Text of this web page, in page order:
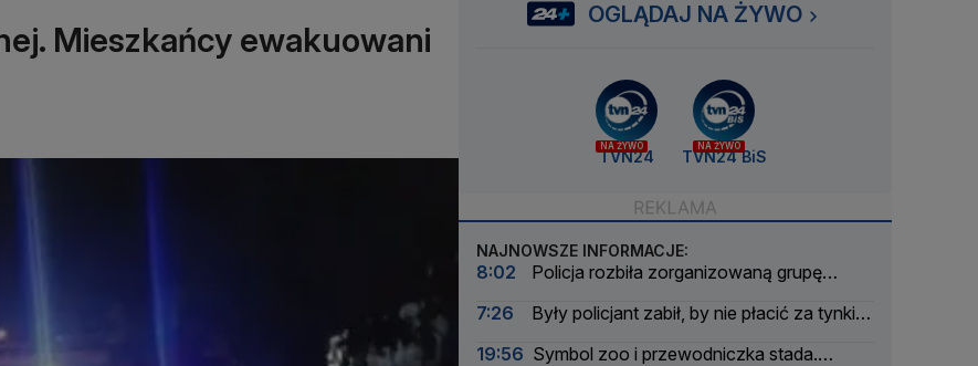
Mieszkańcy ewakuowani
OGLĄDAJ NA ŻYWO
NA ŻYWO
TVN24
NA ŻYWO
TVN24 BiS
NAJNOWSZE INFORMACJE:
8:02
Policja rozbiła zorganizowaną grupę
7:26
Były policjant zabił, by nie płacić za tynki.
19:56 Symbol zoo i przewodniczka stada.